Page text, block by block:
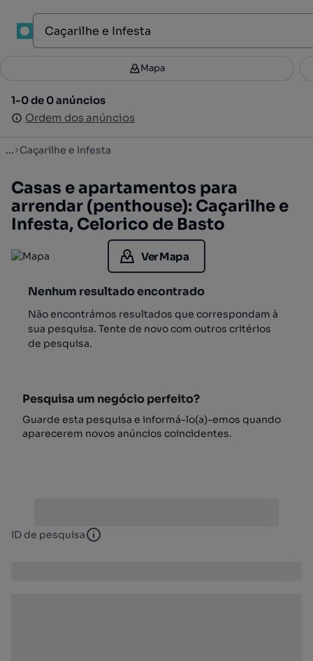
Filtros 3
1-0 de 0 anúncios
Ordem dos anúncios
Mapa
1-0 de 0 anúncios
Ordem dos anúncios
... Caçarilhe e Infesta
Casas e apartamentos para
arrendar (penthouse): Caçarilhe e
Infesta, Celorico de Basto
Ver Mapa
Nenhum resultado encontrado
Não encontrámos resultados que correspondam à
sua pesquisa. Tente de novo com outros critérios
de pesquisa.
Pesquisa um negócio perfeito?
Guarde esta pesquisa e informá-lo(a)-emos quando
aparecerem novos anúncios coincidentes.
ID de pesquisa ID de pesquisa